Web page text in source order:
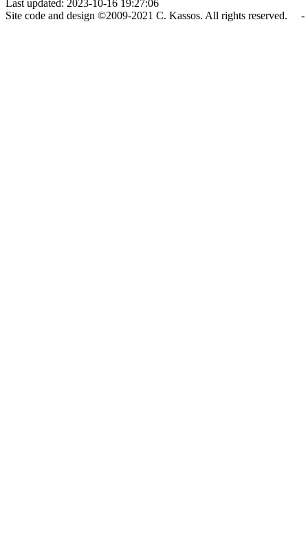
Last updated: 2023-10-16 19:27:06
Site code and design ©2009-2021 C. Kassos. All rights reserved.